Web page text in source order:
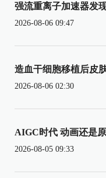
强流重离子加速器发
2026-08-06 09:47
造血干细胞移植后皮
2026-08-06 02:30
AIGC时代 动画还是
2026-08-05 09:33